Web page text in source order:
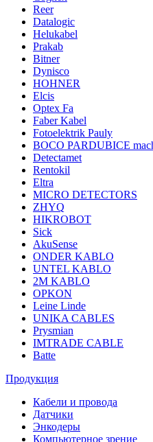
Reer
Datalogic
Helukabel
Prakab
Bitner
Dynisco
HOHNER
Elcis
Optex Fa
Faber Kabel
Fotoelektrik Pauly
BOCO PARDUBICE
Detectamet
Rentokil
Eltra
MICRO DETECTORS
ZHYQ
HIKROBOT
Sick
AkuSense
ONDER KABLO
UNTEL KABLO
2M KABLO
OPKON
Leine Linde
UNIKA CABLES
Prysmian
IMTRADE CABLE
Batte
Продукция
Кабели и провода
Датчики
Энкодеры
Компьютерное зрение